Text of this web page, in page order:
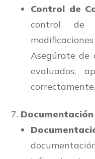
Control de
control de
Asegúrate de
evaluados,
correctamente.